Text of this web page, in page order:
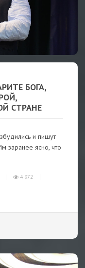
БОГА,
СТРАНЕ
и пишут
заранее ясно, что
4 972